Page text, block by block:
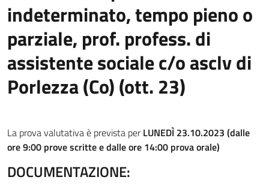
indeterminato, tempo pieno o
parziale, prof. profess. di
assistente sociale c/o asclv di
Porlezza (Co) (ott. 23)
La prova valutativa è prevista perLUNEDÌ 23.10.2023 (dalle
ore 9:00 prove scritte e dalle ore 14:00 prova orale)
DOCUMENTAZIONE: